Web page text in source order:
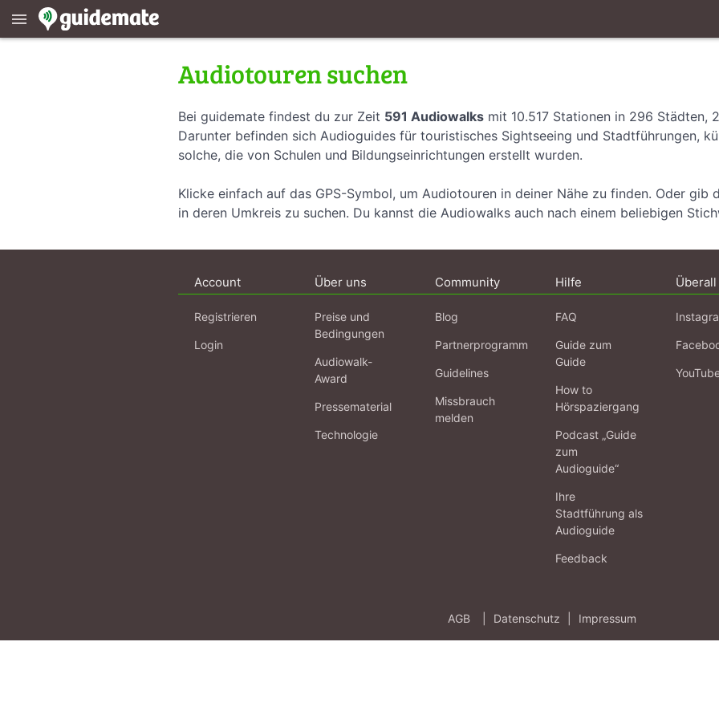
menu
Audiotouren suchen
Bei guidemate findest du zur Zeit 591 Audiowalks mit 10.517 Stationen in 296 Städten,
Darunter befinden sich Audioguides für touristisches Sightseeing und Stadtführungen,
solche, die von Schulen und Bildungseinrichtungen erstellt wurden.
Klicke einfach auf das GPS-Symbol, um Audiotouren in deiner Nähe zu finden. Oder gib
in deren Umkreis zu suchen. Du kannst die Audiowalks auch nach einem beliebigen
Account
Registrieren
Login
Über uns
Preise und
Bedingungen
Audiowalk-
Award
Pressematerial
Technologie
Community
Blog
Partnerprogramm
Guidelines
Missbrauch
melden
Hilfe
FAQ
Guide zum
Guide
How to
Hörspaziergang
Podcast „Guide
zum
Audioguide“
Ihre
Stadtführung als
Audioguide
Feedback
Überall
AGB Datenschutz Impressum